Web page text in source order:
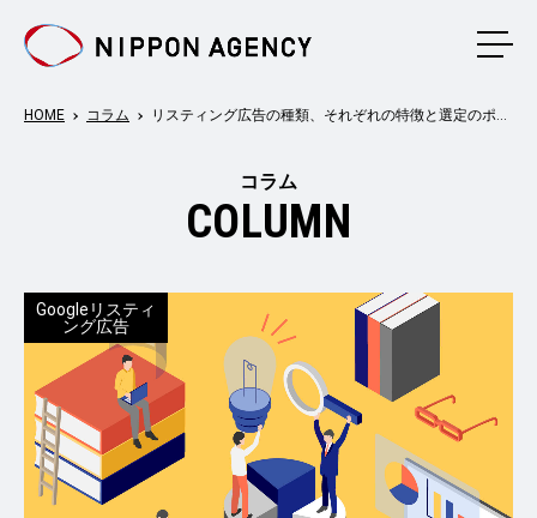
メニ
HOME コラム リスティング広告の種類、それぞれの特徴と選定のポイントとは？
コラム
COLUMN
Googleリスティ
ング広告